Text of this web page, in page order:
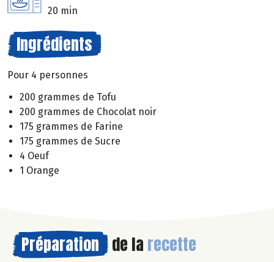
20 min
Ingrédients
Pour 4 personnes
200 grammes de Tofu
200 grammes de Chocolat noir
175 grammes de Farine
175 grammes de Sucre
4 Oeuf
1 Orange
Préparation de la recette